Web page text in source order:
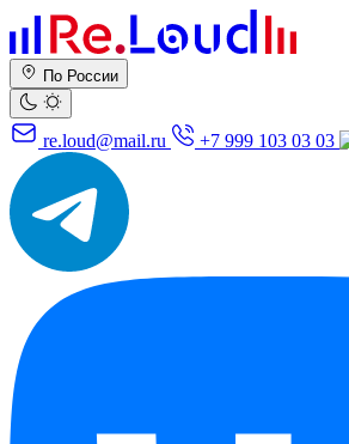
По России
re.loud@mail.ru +7 999 103 03 03